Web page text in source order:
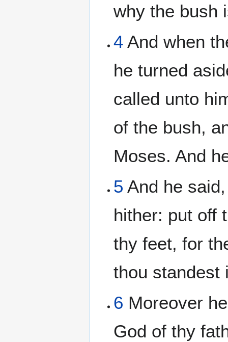
why the bush
4 And when
he turned
called unto
of the bush,
Moses. And
5 And he
hither: put off
thy feet, for
thou standest
6 Moreover
God of thy